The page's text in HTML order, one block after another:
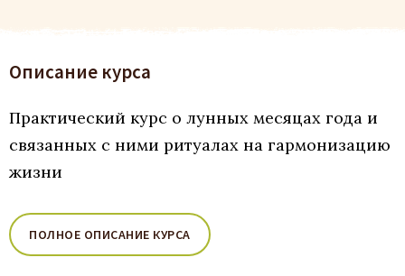
Описание курса
Практический курс о лунных месяцах года и
связанных с ними ритуалах на гармонизацию
жизни
ПОЛНОЕ ОПИСАНИЕ КУРСА